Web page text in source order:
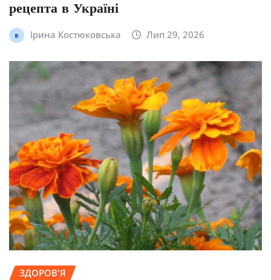
рецепта в Україні
Ірина Костюковська Лип 29, 2026
ЗДОРОВ'Я